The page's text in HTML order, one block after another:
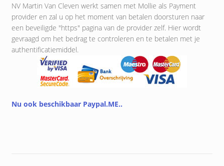
NV Martin Van Cleven werkt samen met Mollie als Payment
provider en zal u op het moment van betalen doorsturen naar
een beveiligde "https" pagina van de provider zelf. Hier wordt
gevraagd om het bedrag te controleren en te betalen met je
authentificatiemiddel.
Nu ook beschikbaar Paypal.ME..